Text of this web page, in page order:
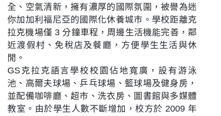
全、空氣清新，擁有濃厚的國際氛圍，被譽為迷
你加加利福尼亞的國際化休養城市。學校距離克
拉克機場僅 3 分鐘車程，周邊生活機能完善，鄰
近渡假村、免稅店及餐廳，方便學生生活與休
閒。
GS克拉克語言學校校園佔地寬廣，設有游泳
池、高爾夫球場、乒乓球場、籃球場及健身房，
並配備咖啡廳、超市、洗衣房、圖書館與多媒體
教室。由於學生人數不斷增加，校方於 2009 年